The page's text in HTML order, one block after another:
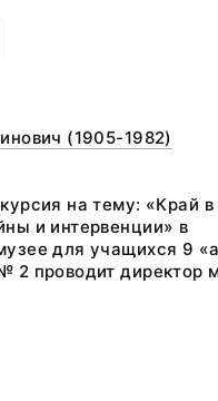
(1905-1982)
на тему: «Край в
и интервенции» в
для учащихся 9
2 проводит директор